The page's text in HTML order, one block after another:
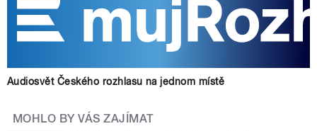
Audiosvět Českého rozhlasu na jednom místě
MOHLO BY VÁS ZAJÍMAT